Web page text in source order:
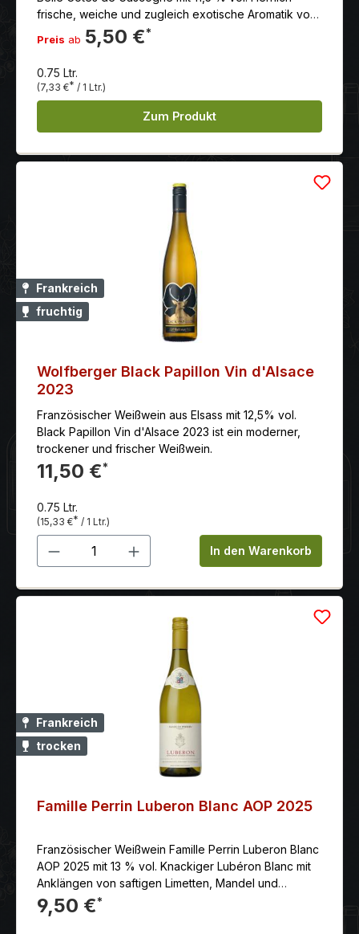
frische, weiche und zugleich exotische Aromatik von
Zitrusaromen. Ein Cuvée aus den Rebsorten Ugni
Blanc, Colombard und Listan.
Preis ab 5,50 €*
0.75 Ltr.
(7,33 €* / 1 Ltr.)
Zum Produkt
Frankreich
fruchtig
Wolfberger Black Papillon Vin d'Alsace
2023
Französischer Weißwein aus Elsass mit 12,5% vol.
Black Papillon Vin d'Alsace 2023 ist ein moderner,
trockener und frischer Weißwein.
11,50 €*
0.75 Ltr.
(15,33 €* / 1 Ltr.)
Produkt Anzahl: Gib denIn den Warenkorb
Frankreich
trocken
Famille Perrin Luberon Blanc AOP 2025
Französischer Weißwein Famille Perrin Luberon Blanc
AOP 2025 mit 13 % vol. Knackiger Lubéron Blanc mit
Anklängen von saftigen Limetten, Mandel und
frischem Heu. Rassige Frucht kombiniert mit
ausgeglichener Säure.
9,50 €*